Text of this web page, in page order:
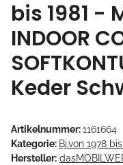
bis 1981 -
INDOOR
Keder
Artikelnummer:1161664
Kategorie: Bj.von 1978
Hersteller: